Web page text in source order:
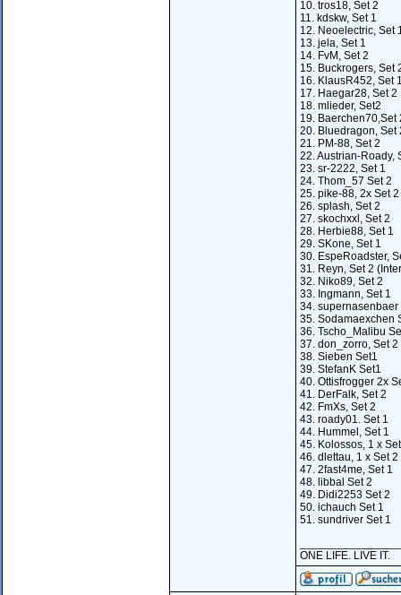
10. tros18, Set 2
11. kdskw, Set 1
12. Neoelectric, Set
13. jela, Set 1
14. FvM, Set 2
15. Buckrogers, Set
16. KlausR452, Set
17. Haegar28, Set 2
18. mlieder, Set2
19. Baerchen70,Set
20. Bluedragon, Set
21. PM-88, Set 2
22. Austrian-Roady,
23. sr-2222, Set 1
24. Thom_57 Set 2
25. pike-88, 2x Set 2
26. splash, Set 2
27. skochxxl, Set 2
28. Herbie88, Set 1
29. SKone, Set 1
30. EspeRoadster,
31. Reyn, Set 2
32. Niko89, Set 2
33. Ingmann, Set 1
34. supernasenbaer
35. Sodamaexchen
36. Tscho_Malibu
37. don_zorro, Set 2
38. Sieben Set1
39. StefanK Set1
40. Ottisfrogger 2x
41. DerFalk, Set 2
42. FmXs, Set 2
43. roady01. Set 1
44. Hummel, Set 1
45. Kolossos, 1 x
46. dlettau, 1 x Set 2
47. 2fast4me, Set 1
48. libbal Set 2
49. Didi2253 Set 2
50. ichauch Set 1
51. sundriver Set 1
ONE LIFE. LIVE IT.